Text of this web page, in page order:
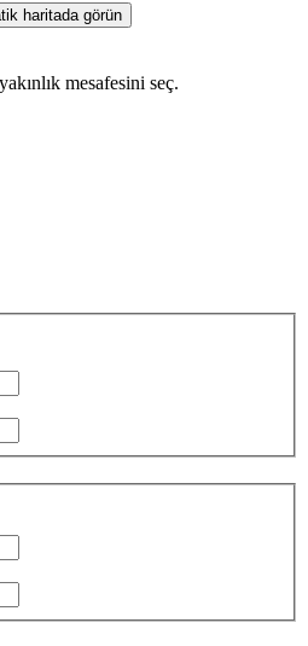
haritada görün
mesafesini seç.